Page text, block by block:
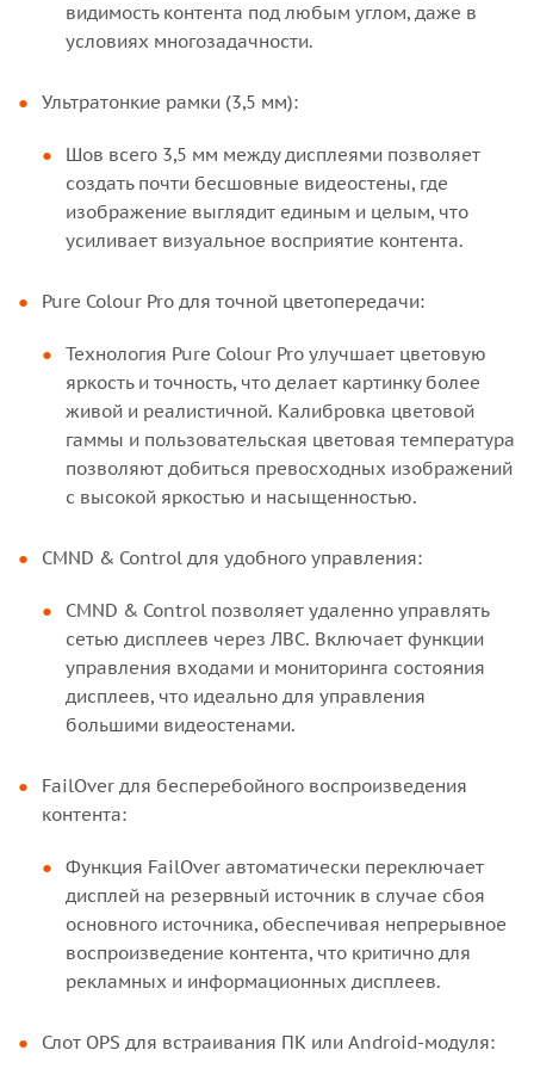
видимость контента под любым углом, даже в
условиях многозадачности.
Ультратонкие рамки (3,5 мм):
Шов всего 3,5 мм между дисплеями позволяет
создать почти бесшовные видеостены, где
изображение выглядит единым и целым, что
усиливает визуальное восприятие контента.
Pure Colour Pro для точной цветопередачи:
Технология Pure Colour Pro улучшает цветовую
яркость и точность, что делает картинку более
живой и реалистичной. Калибровка цветовой
гаммы и пользовательская цветовая температура
позволяют добиться превосходных изображений
с высокой яркостью и насыщенностью.
CMND & Control для удобного управления:
CMND & Control позволяет удаленно управлять
сетью дисплеев через ЛВС. Включает функции
управления входами и мониторинга состояния
дисплеев, что идеально для управления
большими видеостенами.
FailOver для бесперебойного воспроизведения
контента:
Функция FailOver автоматически переключает
дисплей на резервный источник в случае сбоя
основного источника, обеспечивая непрерывное
воспроизведение контента, что критично для
рекламных и информационных дисплеев.
Слот OPS для встраивания ПК или Android-модуля: